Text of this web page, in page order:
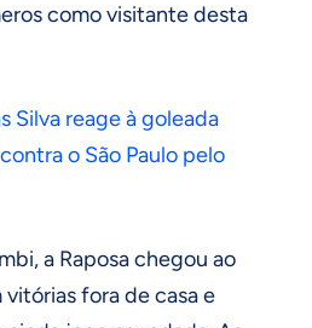
como visitante desta
Silva reage à goleada
o São Paulo pelo
a Raposa chegou ao
fora de casa e